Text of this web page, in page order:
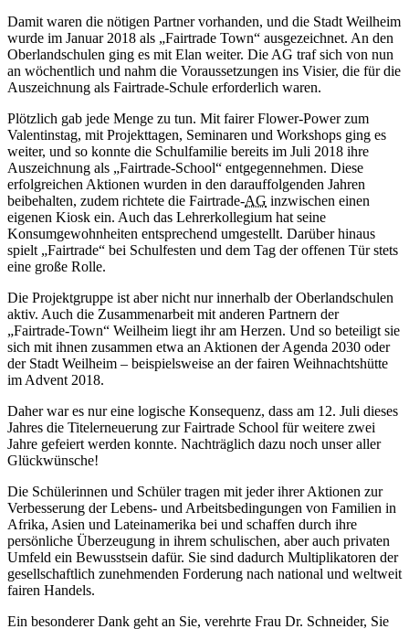
Damit waren die nötigen Partner vorhanden, und die Stadt Weilheim
wurde im Januar 2018 als „Fairtrade Town“ ausgezeichnet. An den
Oberlandschulen ging es mit Elan weiter. Die AG traf sich von nun
an wöchentlich und nahm die Voraussetzungen ins Visier, die für die
Auszeichnung als Fairtrade-Schule erforderlich waren.
Plötzlich gab jede Menge zu tun. Mit fairerFlower-Power zum
Valentinstag, mit Projekttagen, Seminaren und Workshops ging es
weiter, und so konnte die Schulfamilie bereits im Juli 2018 ihre
Auszeichnung als „Fairtrade-School“ entgegennehmen. Diese
erfolgreichen Aktionen wurden in den darauffolgenden Jahren
beibehalten, zudem richtete die Fairtrade-AG inzwischen einen
eigenen Kiosk ein. Auch das Lehrerkollegium hat seine
Konsumgewohnheiten entsprechend umgestellt. Darüber hinaus
spielt „Fairtrade“ bei Schulfesten und dem Tag der offenen Tür stets
eine große Rolle.
Die Projektgruppe ist aber nicht nur innerhalb der Oberlandschulen
aktiv. Auch die Zusammenarbeit mit anderen Partnern der
„Fairtrade-Town“ Weilheim liegt ihr am Herzen. Und so beteiligt sie
sich mit ihnen zusammen etwa an Aktionen der Agenda 2030 oder
der Stadt Weilheim – beispielsweise an derfairen Weihnachtshütte
im Advent 2018.
Daher war es nur eine logische Konsequenz, dass am 12. Juli dieses
Jahres die Titelerneuerung zurFairtrade School für weitere zwei
Jahre gefeiert werden konnte. Nachträglich dazu noch unser aller
Glückwünsche!
Die Schülerinnen und Schüler tragen mit jeder ihrer Aktionen zur
Verbesserung der Lebens- und Arbeitsbedingungen von Familien in
Afrika, Asien und Lateinamerika bei und schaffen durch ihre
persönliche Überzeugung in ihrem schulischen, aber auch privaten
Umfeld ein Bewusstsein dafür. Sie sind dadurch Multiplikatoren der
gesellschaftlich zunehmenden Forderung nach national und weltweit
fairen Handels.
Ein besonderer Dank geht an Sie, verehrte Frau Dr. Schneider, Sie